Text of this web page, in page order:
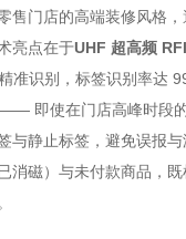
售门店的高端装修风格
亮点在于UHF 超高频
准识别，标签识别率达
—— 即使在门店高峰时段
与静止标签，避免误报
消磁）与未付款商品，